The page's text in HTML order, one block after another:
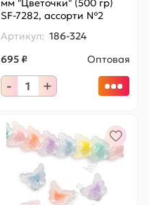
мм "Цветочки" (500 гр)
SF-7282, ассорти №2
Артикул: 186-324
695 ₽
Оптовая
- +